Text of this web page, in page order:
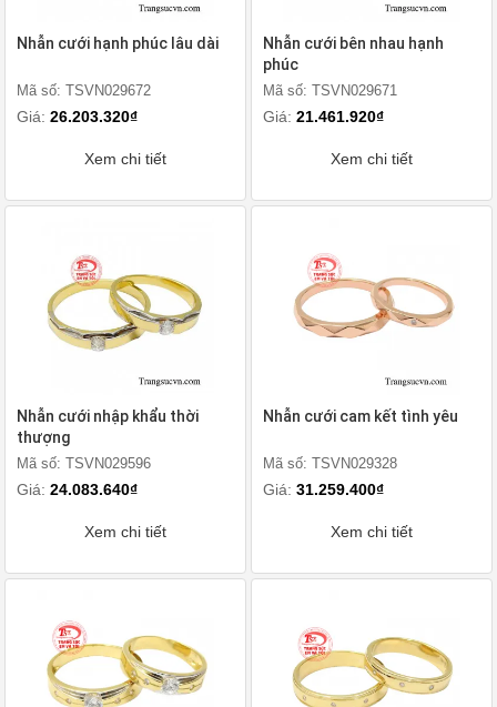
Nhẫn cưới hạnh phúc lâu dài
Mã số: TSVN029672
Giá: 26.203.320₫
Xem chi tiết
Nhẫn cưới bên nhau hạnh
phúc
Mã số: TSVN029671
Giá: 21.461.920₫
Xem chi tiết
Nhẫn cưới nhập khẩu thời
thượng
Mã số: TSVN029596
Giá: 24.083.640₫
Xem chi tiết
Nhẫn cưới cam kết tình yêu
Mã số: TSVN029328
Giá: 31.259.400₫
Xem chi tiết